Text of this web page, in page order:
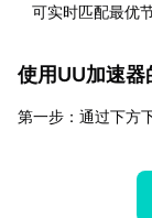
可实时匹配最优
使用UU加速器
第一步：通过下方